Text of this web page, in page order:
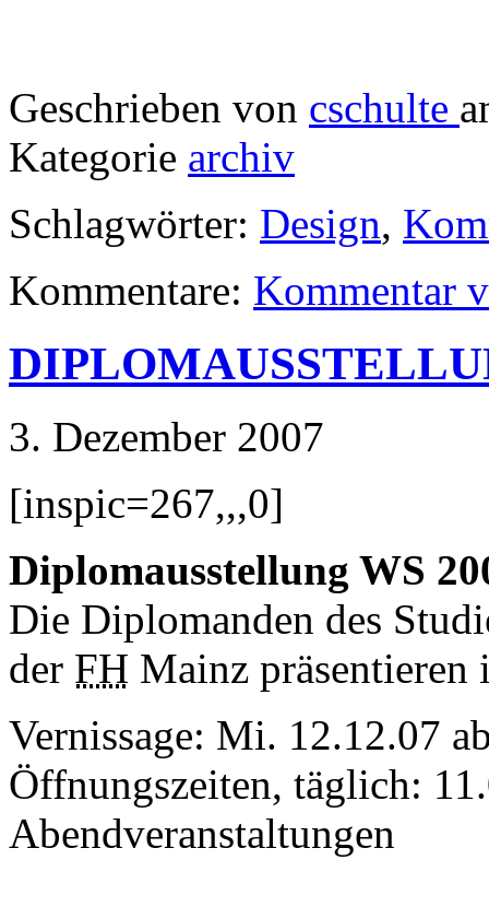
Geschrieben von cschulte
Kategorie archiv
Schlagwörter: Design,
Kommentare: Kommentar
3. Dezember 2007
[inspic=267,,,0]
Diplomausstellung WS
Die Diplomanden des
der FH Mainz präsentieren
Vernissage: Mi. 12.12.07
Öffnungszeiten, täglich:
Abendveranstaltungen